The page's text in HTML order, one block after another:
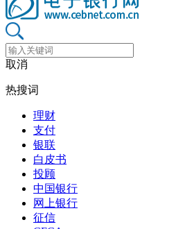
取消
热搜词
理财
支付
银联
白皮书
投顾
中国银行
网上银行
征信